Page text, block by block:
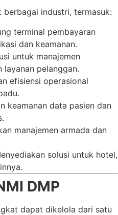
berbagai industri, termasuk:
terminal pembayaran
dan keamanan.
untuk manajemen
layanan pelanggan.
efisiensi operasional
keamanan data pasien dan
manajemen armada dan
solusi untuk hotel,
DMP
dapat dikelola dari satu